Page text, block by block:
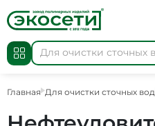
Главная Для очистки сточных вод